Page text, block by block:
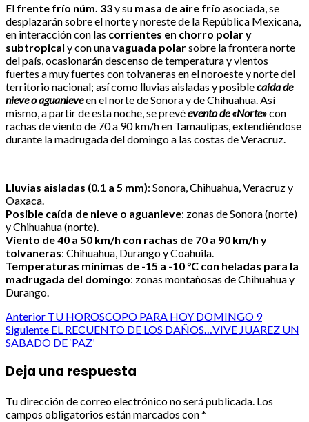
El frente frío núm. 33y su masa de aire frío asociada, se
desplazarán sobre el norte y noreste de la República Mexicana,
en interacción con las corrientes en chorro polar y
subtropical y con unavaguada polarsobre la frontera norte
del país, ocasionarán descenso de temperatura y vientos
fuertes a muy fuertes con tolvaneras en el noroeste y norte del
territorio nacional; así como lluvias aisladas y posiblecaída de
nieve o aguanieveen el norte de Sonora y de Chihuahua. Así
mismo, a partir de esta noche, se prevéevento de «Norte»con
rachas de viento de 70 a 90 km/h en Tamaulipas, extendiéndose
durante la madrugada del domingo a las costas de Veracruz.
Lluvias aisladas (0.1 a 5 mm): Sonora, Chihuahua, Veracruz y
Oaxaca.
Posible caída de nieve o aguanieve: zonas de Sonora (norte)
y Chihuahua (norte).
Viento de 40 a 50 km/h con rachas de 70 a 90 km/h y
tolvaneras: Chihuahua, Durango y Coahuila.
Temperaturas mínimas de -15 a -10 °C con heladas para la
madrugada del domingo: zonas montañosas de Chihuahua y
Durango.
Post
navigation
Anterior TU HOROSCOPO PARA HOY DOMINGO 9
Siguiente EL RECUENTO DE LOS DAÑOS…VIVE JUAREZ UN
SABADO DE ‘PAZ’
Deja una respuesta
Tu dirección de correo electrónico no será publicada. Los
campos obligatorios están marcados con*